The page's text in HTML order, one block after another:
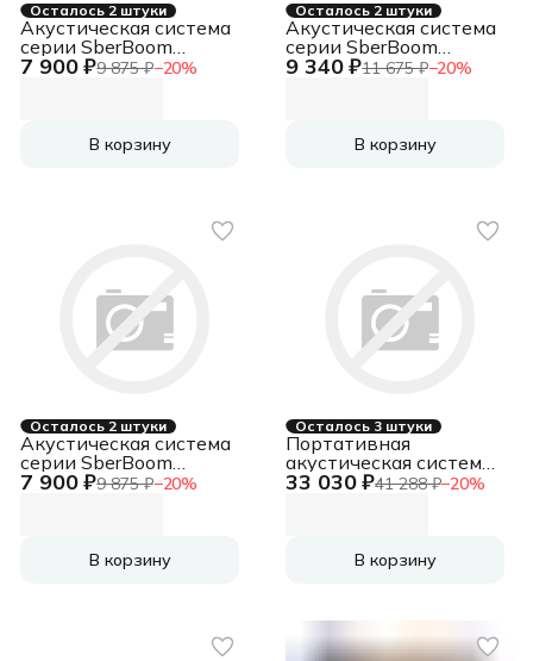
Осталось 2 штуки
7 900 ₽9 875 ₽−20%
Акустическая система
серии SberBoom
модели SBDV-00090,
В корзину
Осталось 2 штуки
9 340 ₽11 675 ₽−20%
Акустическая система
серии SberBoom
модели SBDV-00090,
В корзину
Осталось 2 штуки
7 900 ₽9 875 ₽−20%
Акустическая система
серии SberBoom
модели SBDV-00090,
В корзину
Осталось 3 штуки
33 030 ₽41 288 ₽−20%
Портативная
акустическая система
XTREME 4 черная
В корзину